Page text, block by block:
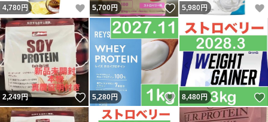
4,780 円 いいね！
5,700円 いいね！
5,980 円
2,249円 いいね！
5,280円 いいね！
8,480円